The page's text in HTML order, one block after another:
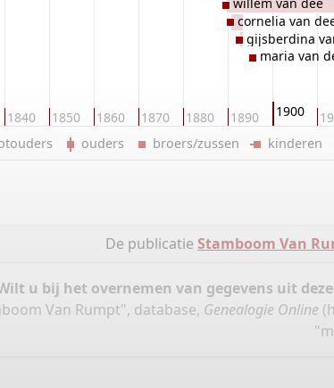
1840 1850 1860 1870 1880 1890 1900
willem van dee
cornelia van
gijsberdina
maria van
ouders broers/zussen kinderen
De publicatie Stamboom Van
u bij het overnemen van gegevens uit
Van Rumpt", database, Genealogie Online (